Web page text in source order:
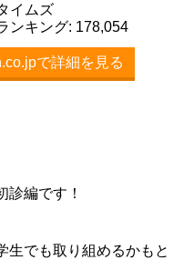
イムズ
ンキング: 178,054
で詳細を見る
診編です！
生でも取り組めるかもと